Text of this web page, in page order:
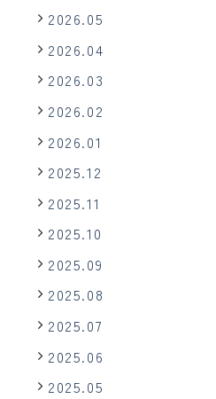
2026.05
2026.04
2026.03
2026.02
2026.01
2025.12
2025.11
2025.10
2025.09
2025.08
2025.07
2025.06
2025.05